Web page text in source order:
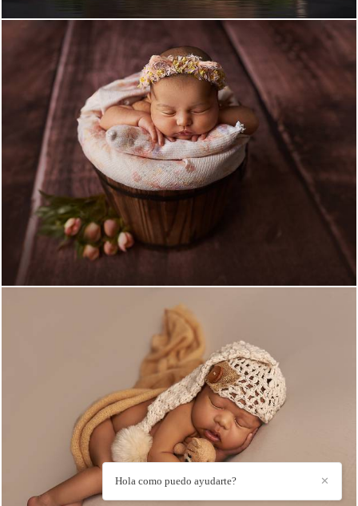
1112
1167 1
✕
Hola como puedo ayudarte?